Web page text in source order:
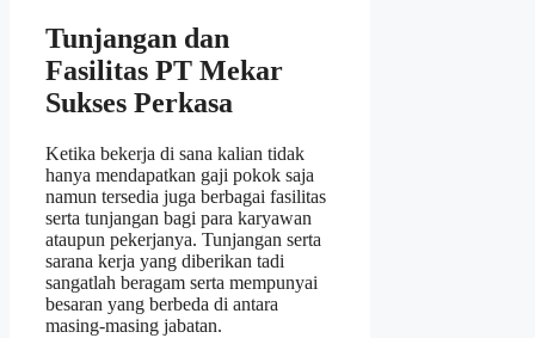
Tunjangan dan
Fasilitas PT Mekar
Sukses Perkasa
Ketika bekerja di sana kalian tidak
hanya mendapatkan gaji pokok saja
namun tersedia juga berbagai fasilitas
serta tunjangan bagi para karyawan
ataupun pekerjanya. Tunjangan serta
sarana kerja yang diberikan tadi
sangatlah beragam serta mempunyai
besaran yang berbeda di antara
masing-masing jabatan.